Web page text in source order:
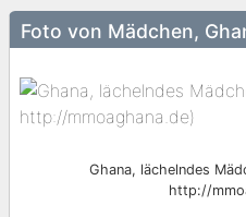
Foto von Mädchen,
Ghana, lächelndes
http://